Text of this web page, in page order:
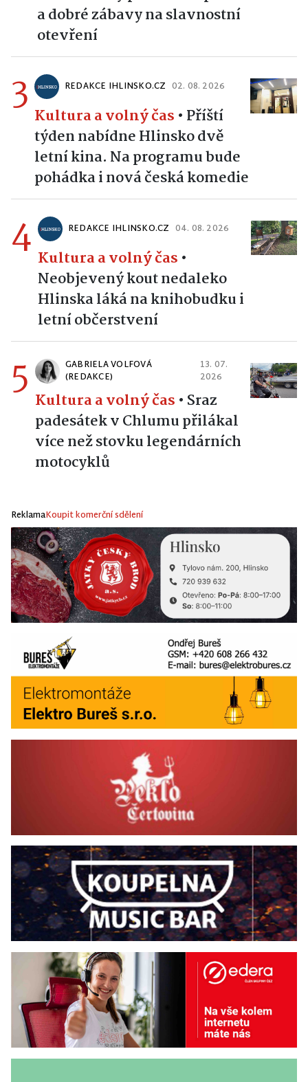
a dobré zábavy na slavnostní
otevření
3 REDAKCE IHLINSKO.CZ 02. 08. 2026
Kultura a volný čas • Příští
týden nabídne Hlinsko dvě
letní kina. Na programu bude
pohádka i nová česká komedie
4 REDAKCE IHLINSKO.CZ 04. 08. 2026
Kultura a volný čas •
Neobjevený kout nedaleko
Hlinska láká na knihobudku i
letní občerstvení
5
GABRIELA VOLFOVÁ
(REDAKCE)
13. 07.
2026
Kultura a volný čas • Sraz
padesátek v Chlumu přilákal
více než stovku legendárních
motocyklů
ReklamaKoupit komerční sdělení